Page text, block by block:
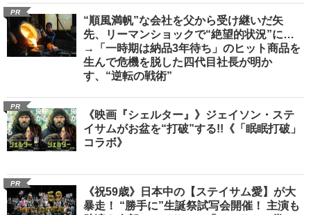
PR
“順風満帆”な会社を父から受け継いだ矢
先、リーマンショックで“絶望的状況”に…
→「一時期は納品3年待ち」のヒット商品を
生んで危機を脱した四代目社長が明か
す、“逆転の戦術”
PR
《映画『シェルター』》ジェイソン・ステ
イサムがお盆を“打破”する!!《「眠眠打破」
コラボ》
PR
《祝59歳》日本中の【ステイサム愛】が大
暴走！ “勝手に”生誕祭試写会開催！ 主演も